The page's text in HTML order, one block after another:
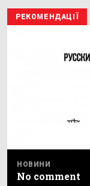
РЕКОМЕНДАЦІЇ
НОВИНИ
No comment